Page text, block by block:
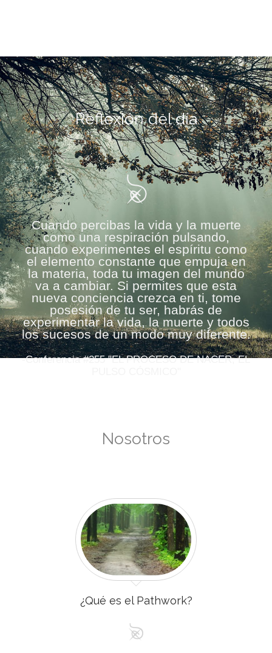
Reflexión del día
Cuando percibas la vida y la muerte
como una respiración pulsando,
cuando experimentes el espíritu como
el elemento constante que empuja en
la materia, toda tu imagen del mundo
va a cambiar. Si permites que esta
nueva conciencia crezca en ti, tome
posesión de tu ser, habrás de
experimentar la vida, la muerte y todos
los sucesos de un modo muy diferente.
-Conferencia #255 "EL PROCESO DE NACER, EL
Nosotros
¿Qué es el Pathwork?